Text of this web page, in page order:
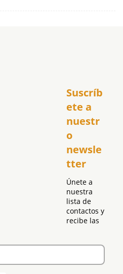
Suscríb
ete a
nuestr
o
newsle
tter
Únete a
nuestra
lista de
contactos y
recibe las